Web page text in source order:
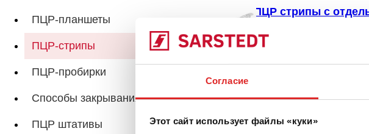
Согласие
Этот сайт использует файлы «куки»
ПЦР-планшеты
ПЦР-стрипы
ПЦР-пробирки
Способы закрывания
ПЦР штативы
ПЦР стрипы с
ПЦР стрипы с